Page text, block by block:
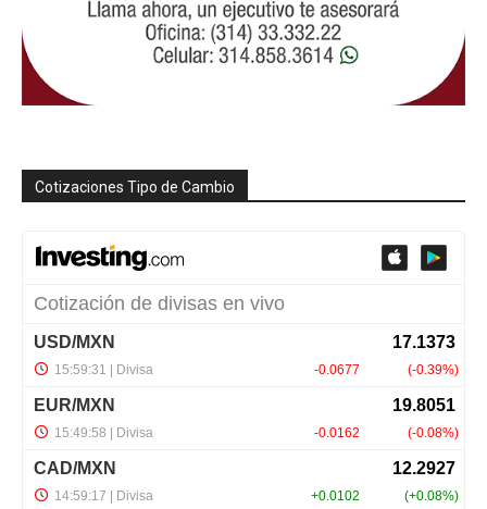
Cotizaciones Tipo de Cambio